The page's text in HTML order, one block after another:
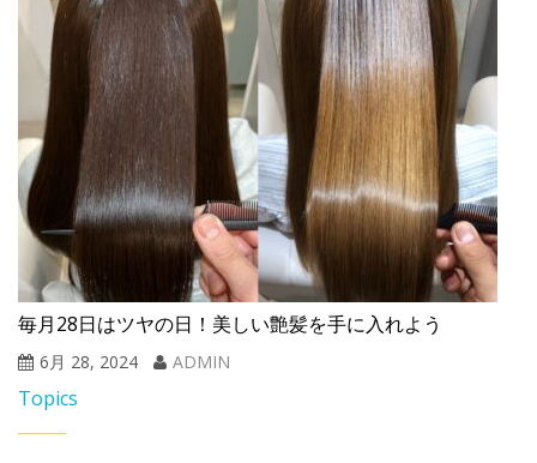
毎月28日はツヤの日！美しい艶髪を手に入れよう
6月 28, 2024 ADMIN
Topics